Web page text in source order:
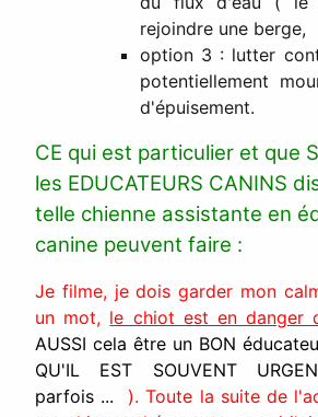
rejoindre une berge,
option 3 : lutter
potentiellement
d'épuisement.
CE qui est particulier et que
les EDUCATEURS CANINS
telle chienne assistante en
canine peuvent faire :
Je filme, je dois garder mon
un mot, le chiot est en danger
AUSSI cela être un BON
QU'IL EST SOUVENT
parfois ...
). Toute la suite de